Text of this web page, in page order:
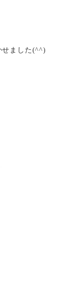
せました(^^)